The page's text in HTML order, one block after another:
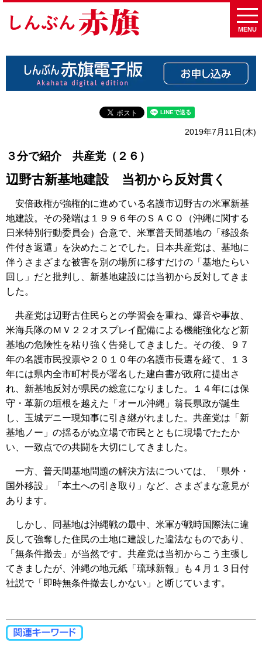
MENU
2019年7月11日(木)
３分で紹介 共産党（２６）
辺野古新基地建設 当初から反対貫く
安倍政権が強権的に進めている名護市辺野古の米軍新基
地建設。その発端は１９９６年のＳＡＣＯ（沖縄に関する
日米特別行動委員会）合意で、米軍普天間基地の「移設条
件付き返還」を決めたことでした。日本共産党は、基地に
伴うさまざまな被害を別の場所に移すだけの「基地たらい
回し」だと批判し、新基地建設には当初から反対してきま
した。
共産党は辺野古住民らとの学習会を重ね、爆音や事故、
米海兵隊のＭＶ２２オスプレイ配備による機能強化など新
基地の危険性を粘り強く告発してきました。その後、９７
年の名護市民投票や２０１０年の名護市長選を経て、１３
年には県内全市町村長が署名した建白書が政府に提出さ
れ、新基地反対が県民の総意になりました。１４年には保
守・革新の垣根を越えた「オール沖縄」翁長県政が誕生
し、玉城デニー現知事に引き継がれました。共産党は「新
基地ノー」の揺るがぬ立場で市民とともに現場でたたか
い、一致点での共闘を大切にしてきました。
一方、普天間基地問題の解決方法については、「県外・
国外移設」「本土への引き取り」など、さまざまな意見が
あります。
しかし、同基地は沖縄戦の最中、米軍が戦時国際法に違
反して強奪した住民の土地に建設した違法なものであり、
「無条件撤去」が当然です。共産党は当初からこう主張し
てきましたが、沖縄の地元紙「琉球新報」も４月１３日付
社説で「即時無条件撤去しかない」と断じています。